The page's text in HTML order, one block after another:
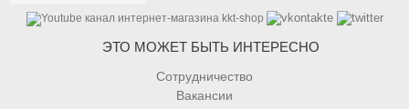
ЭТО МОЖЕТ БЫТЬ ИНТЕРЕСНО
Сотрудничество
Вакансии